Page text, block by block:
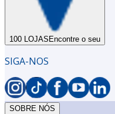
100 LOJAS Encontre o seu
SIGA-NOS
SOBRE NÓS